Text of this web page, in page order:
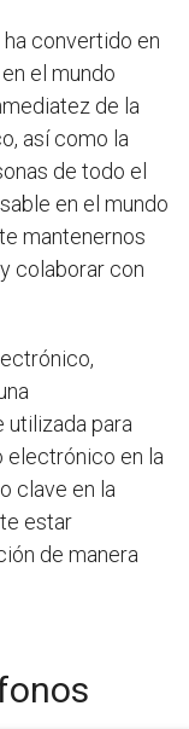
convertido en
el mundo
de la
así como la
de todo el
en el mundo
mantenernos
colaborar con
utilizada para
electrónico en la
clave en la
estar
de manera